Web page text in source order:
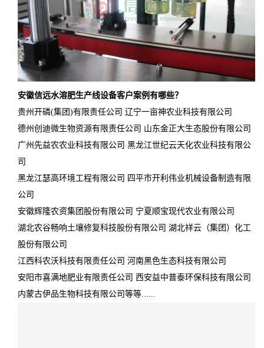
安徽信远水溶肥生产线设备客户案例有哪些？
贵州开磷(集团)有限责任公司 辽宁一亩神农业科技有限公司
德州创迪微生物资源有限责任公司 山东金正大生态股份有限公司
广州先益农农业科技有限公司 黑龙江世纪云天化农业科技有限公
司
黑龙江瑟高环境工程有限公司 四平市开利伟业机械设备制造有限
公司
安徽辉隆农资集团股份有限公司 宁夏顺宝现代农业有限公司
湖北农谷畅响土壤修复科技股份有限公司 湖北祥云（集团）化工
股份有限公司
江西科农沃科技有限责任公司 河南黑色生态科技有限公司
安阳市喜满地肥业有限责任公司 西安益中普泰环保科技有限公司
内蒙古伊品生物科技有限公司等等......